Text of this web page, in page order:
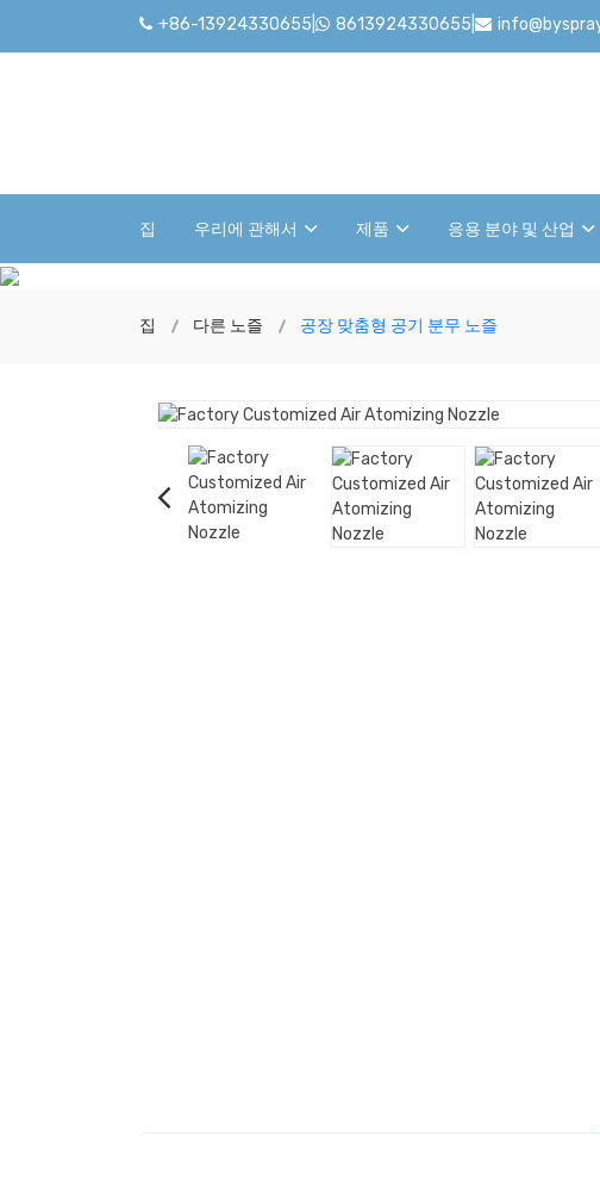
+86-13924330655 8613924330655
집 우리에 관해서 제품 응용 분야 및 산업
집 다른 노즐 공장 맞춤형 공기 분무 노즐